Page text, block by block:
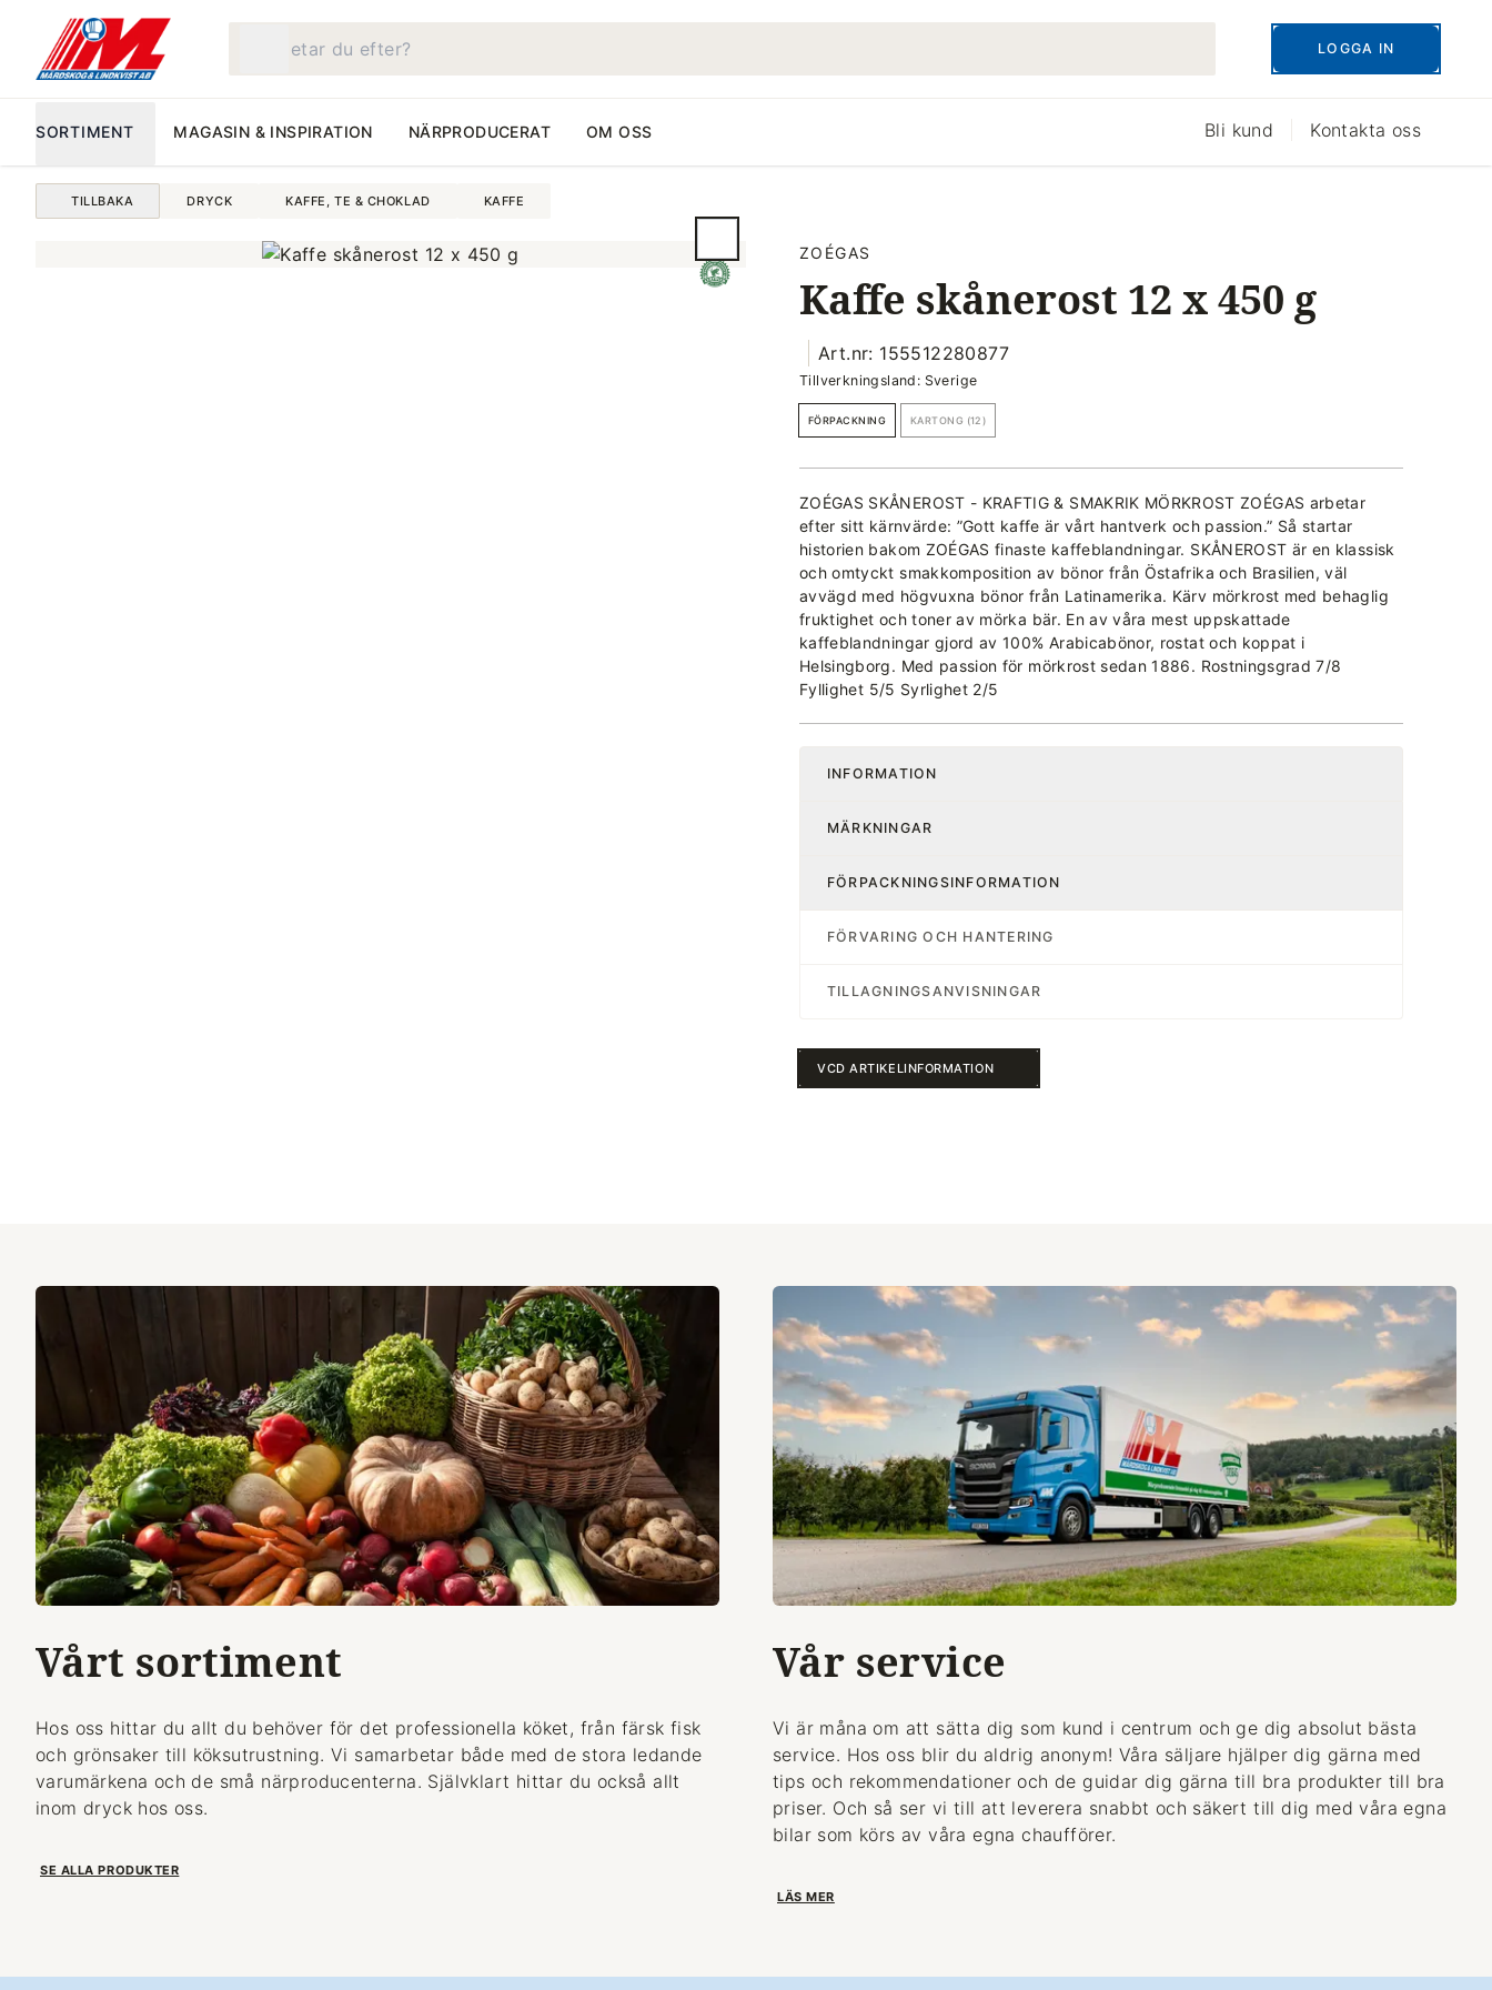
LOGGA IN
SORTIMENT MAGASIN & INSPIRATION NÄRPRODUCERAT OM OSS Bli kund Kontakta oss
TILLBAKA DRYCK KAFFE, TE & CHOKLAD KAFFE
ZOÉGAS
Kaffe skånerost 12 x 450 g
Art.nr: 155512280877
Tillverkningsland: Sverige
FÖRPACKNING KARTONG (12)
ZOÉGAS SKÅNEROST - KRAFTIG & SMAKRIK MÖRKROST ZOÉGAS arbetar
efter sitt kärnvärde: ”Gott kaffe är vårt hantverk och passion.” Så startar
historien bakom ZOÉGAS finaste kaffeblandningar. SKÅNEROST är en klassisk
och omtyckt smakkomposition av bönor från Östafrika och Brasilien, väl
avvägd med högvuxna bönor från Latinamerika. Kärv mörkrost med behaglig
fruktighet och toner av mörka bär. En av våra mest uppskattade
kaffeblandningar gjord av 100% Arabicabönor, rostat och koppat i
Helsingborg. Med passion för mörkrost sedan 1886. Rostningsgrad 7/8
Fyllighet 5/5 Syrlighet 2/5
INFORMATION
MÄRKNINGAR
FÖRPACKNINGSINFORMATION
FÖRVARING OCH HANTERING
TILLAGNINGSANVISNINGAR
VCD ARTIKELINFORMATION
Vårt sortiment
Hos oss hittar du allt du behöver för det professionella köket, från färsk fisk
och grönsaker till köksutrustning. Vi samarbetar både med de stora ledande
varumärkena och de små närproducenterna. Självklart hittar du också allt
inom dryck hos oss.
SE ALLA PRODUKTER
Vår service
Vi är måna om att sätta dig som kund i centrum och ge dig absolut bästa
service. Hos oss blir du aldrig anonym! Våra säljare hjälper dig gärna med
tips och rekommendationer och de guidar dig gärna till bra produkter till bra
priser. Och så ser vi till att leverera snabbt och säkert till dig med våra egna
bilar som körs av våra egna chaufförer.
LÄS MER